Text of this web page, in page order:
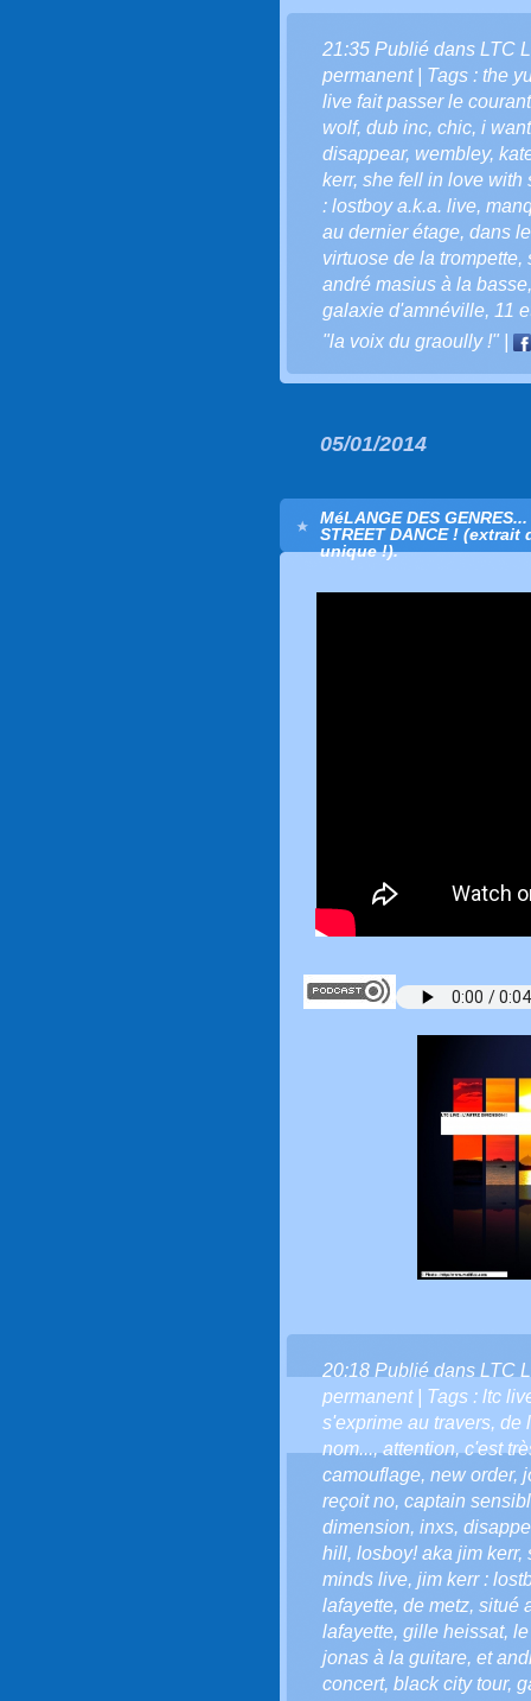
21:35 Publié dans LTC
permanent| Tags : the
live fait passer le
wolf, dub inc, chic, i
disappear, wembley,
kerr, she fell in love with
: lostboy a.k.a. live,
au dernier étage, dans
virtuose de la trompette,
andré masius à la basse
galaxie d'amnéville, 11
"la voix du graoully !"
05/01/2014
MéLANGE DES
STREET DANCE !
unique !).
20:18 Publié dans LTC
permanent| Tags : ltc
s'exprime au travers, de
nom...,attention,c'est
camouflage, new order,
reçoit no, captain
dimension, inxs,
hill, losboy! aka jim kerr,
minds live, jim kerr :
lafayette, de metz, situé
lafayette, gille heissat,
jonas à la guitare, et
concert, black city tour,